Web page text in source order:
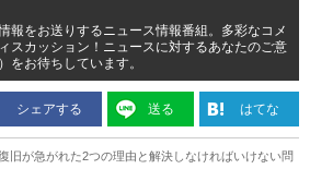
報をお送りするニュース情報番組。多彩なコメ
スカッション！ニュースに対するあなたのご意
をお待ちしています。
シェアする 送る はてな
旧が急がれた2つの理由と解決しなければいけない問